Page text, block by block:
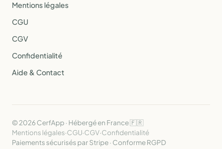
Mentions légales
CGU
CGV
Confidentialité
Aide & Contact
© 2026 CerfApp · Hébergé en France 🇫🇷
Mentions légales·CGU·CGV·Confidentialité
Paiements sécurisés par Stripe · Conforme RGPD